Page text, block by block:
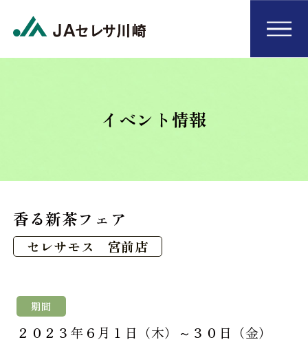
イベント情報
香る新茶フェア
セレサモス 宮前店
期間
２０２３年６月１日（木）～３０日（金）